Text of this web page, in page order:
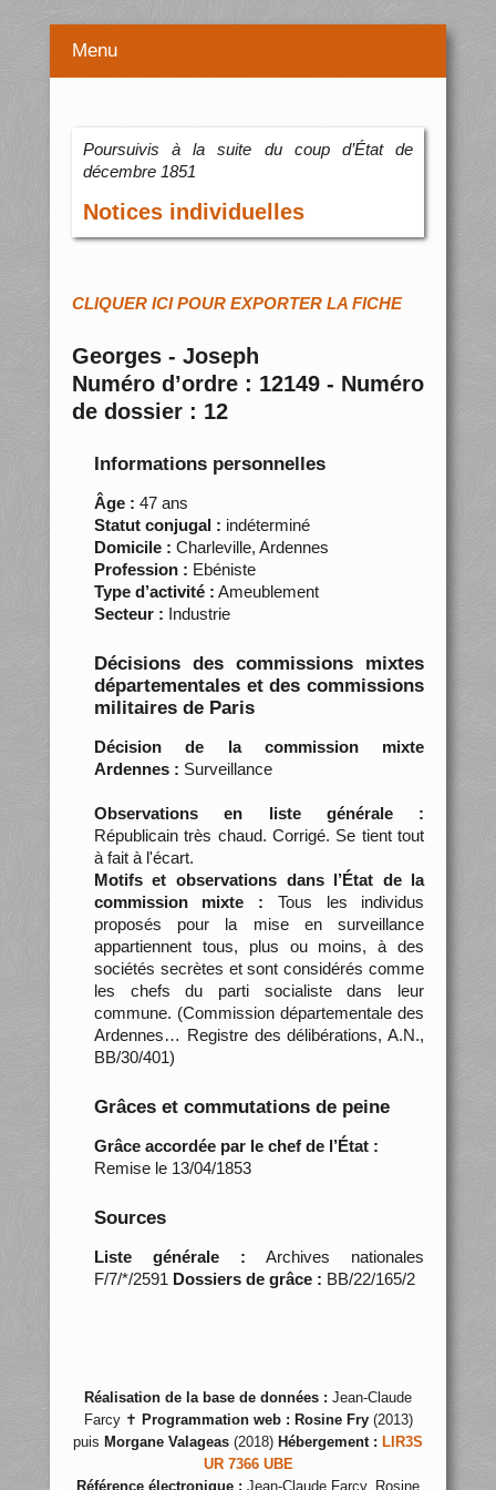
Menu
Poursuivis à la suite du coup d’État de
décembre 1851
Notices individuelles
CLIQUER ICI POUR EXPORTER LA FICHE
Georges - Joseph
Numéro d’ordre : 12149 - Numéro
de dossier : 12
Informations personnelles
Âge : 47 ans
Statut conjugal : indéterminé
Domicile : Charleville, Ardennes
Profession : Ebéniste
Type d’activité : Ameublement
Secteur : Industrie
Décisions des commissions mixtes
départementales et des commissions
militaires de Paris
Décision de la commission mixte
Ardennes : Surveillance
Observations en liste générale :
Républicain très chaud. Corrigé. Se tient tout
à fait à l'écart.
Motifs et observations dans l’État de la
commission mixte : Tous les individus
proposés pour la mise en surveillance
appartiennent tous, plus ou moins, à des
sociétés secrètes et sont considérés comme
les chefs du parti socialiste dans leur
commune. (Commission départementale des
Ardennes… Registre des délibérations, A.N.,
BB/30/401)
Grâces et commutations de peine
Grâce accordée par le chef de l’État :
Remise le 13/04/1853
Sources
Liste générale : Archives nationales
F/7/*/2591 Dossiers de grâce : BB/22/165/2
Réalisation de la base de données : Jean-Claude
Farcy ✝ Programmation web : Rosine Fry(2013)
puis Morgane Valageas (2018) Hébergement : LIR3S
UR 7366 UBE
Référence électronique : Jean-Claude Farcy, Rosine